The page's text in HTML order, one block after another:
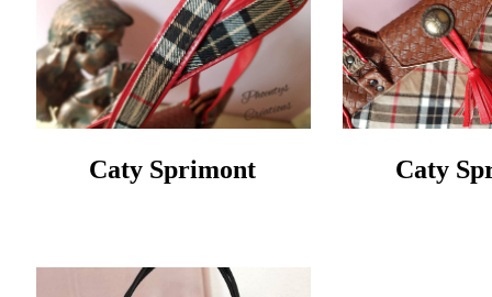
Caty Sprimont Caty